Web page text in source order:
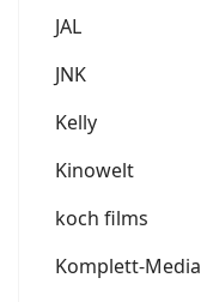
JAL
JNK
Kelly
Kinowelt
koch films
Komplett-Media